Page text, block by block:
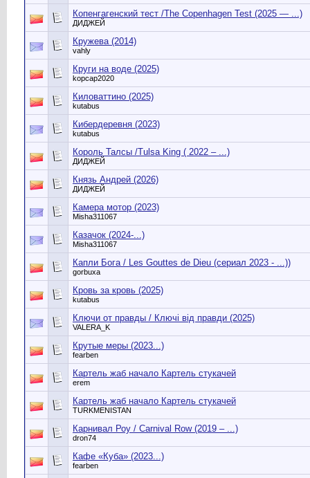
Копенгагенский тест /The Copenhagen Test (2025 — ...)
ДИДЖЕЙ
Кружева (2014)
vahly
Круги на воде (2025)
kopcap2020
Киловаттино (2025)
kutabus
Кибердеревня (2023)
kutabus
Король Талсы /Tulsa King ( 2022 – ...)
ДИДЖЕЙ
Князь Андрей (2026)
ДИДЖЕЙ
Камера мотор (2023)
Misha311067
Казачок (2024-...)
Misha311067
Капли Бога / Les Gouttes de Dieu (сериал 2023 - ...))
gorbuxa
Кровь за кровь (2025)
kutabus
Ключи от правды / Ключі від правди (2025)
VALERA_K
Крутые меры (2023...)
fearben
Картель жаб начало Картель стукачей
erem
Картель жаб начало Картель стукачей
TURKMENISTAN
Карнивал Роу / Carnival Row (2019 – ...)
dron74
Кафе «Куба» (2023...)
fearben